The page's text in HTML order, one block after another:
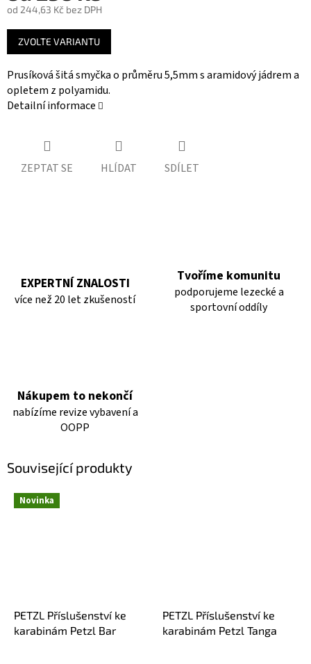
od 244,63 Kč bez DPH
Měrná
cena:
ZVOLTE VARIANTU
Prusíková šitá smyčka o průměru 5,5mm s aramidový jádrem a
opletem z polyamidu.
Detailní informace
ZEPTAT SE HLÍDAT SDÍLET
EXPERTNÍ ZNALOSTI
více než 20 let zkušeností
Tvoříme komunitu
podporujeme lezecké a
sportovní oddíly
Nákupem to nekončí
nabízíme revize vybavení a
OOPP
Související produkty
Novinka
PETZL Příslušenství ke
karabinám Petzl Bar
PETZL Příslušenství ke
karabinám Petzl Tanga